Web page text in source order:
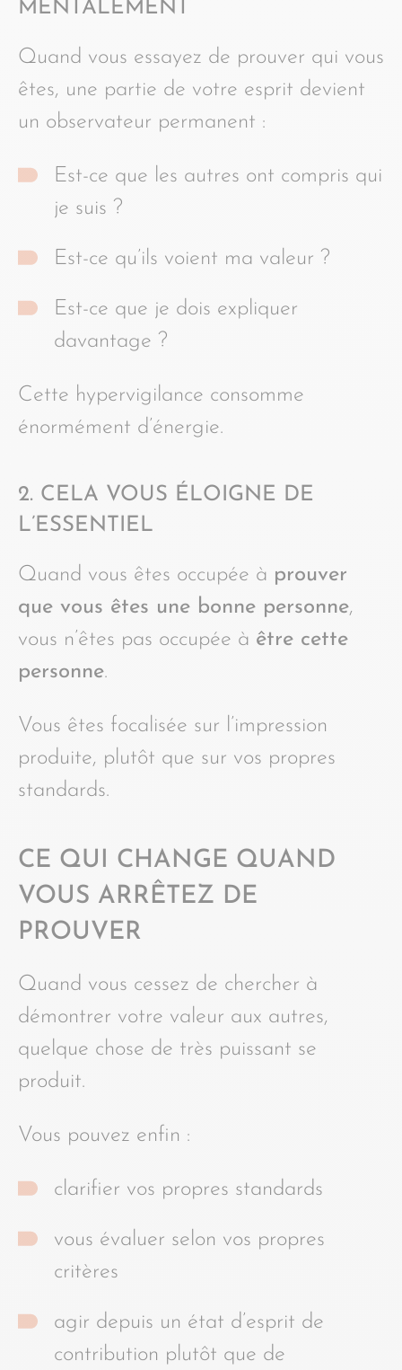
MENTALEMENT
Quand vous essayez de prouver qui vous
êtes, une partie de votre esprit devient
un observateur permanent :
Est-ce que les autres ont compris qui
je suis ?
Est-ce qu’ils voient ma valeur ?
Est-ce que je dois expliquer
davantage ?
Cette hypervigilance consomme
énormément d’énergie.
2. CELA VOUS ÉLOIGNE DE
L’ESSENTIEL
Quand vous êtes occupée à prouver
que vous êtes une bonne personne,
vous n’êtes pas occupée à être cette
personne.
Vous êtes focalisée sur l’impression
produite, plutôt que sur vos propres
standards.
CE QUI CHANGE QUAND
VOUS ARRÊTEZ DE
PROUVER
Quand vous cessez de chercher à
démontrer votre valeur aux autres,
quelque chose de très puissant se
produit.
Vous pouvez enfin :
clarifier vos propres standards
vous évaluer selon vos propres
critères
agir depuis un état d’esprit de
contribution plutôt que de